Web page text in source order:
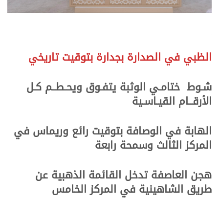
الظبي في الصدارة بجدارة بتوقيت تاريخي
شـوط ختامـي الوثبة يتفـوق ويحـطــم كـل
الأرقــام القيـاسـية
الهابة في الوصافة بتوقيت رائع وريماس في
المركز الثالث وسمحة رابعة
هجن العاصفة تدخل القائمة الذهبية عن
طريق الشاهينية في المركز الخامس